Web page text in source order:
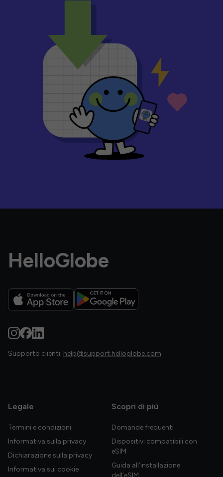
HelloGlobe
Supporto clienti: help@support.helloglobe.com
Legale
Termini e condizioni
Informativa sulla privacy
Dichiarazione sulla privacy
Informativa sui cookie
Scopri di più
Domande frequenti
Dispositivi compatibili con
eSIM
Guida all’installazione
dell’eSIM